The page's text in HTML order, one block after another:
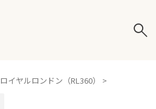
ロイヤルロンドン（RL360）
>